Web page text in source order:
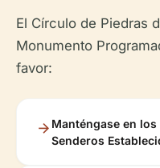
El Círculo de Piedras
Monumento
favor:
Manténgase en los
Senderos